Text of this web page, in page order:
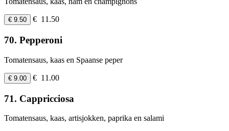
€ 9.50 € 11.50
70. Pepperoni
Tomatensaus, kaas en Spaanse peper
€ 9.00 € 11.00
71. Cappricciosa
Tomatensaus, kaas, artisjokken, paprika en salami